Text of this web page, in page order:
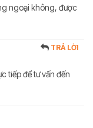
ngoại không, được
TRẢ LỜI
tiếp để tư vấn đến